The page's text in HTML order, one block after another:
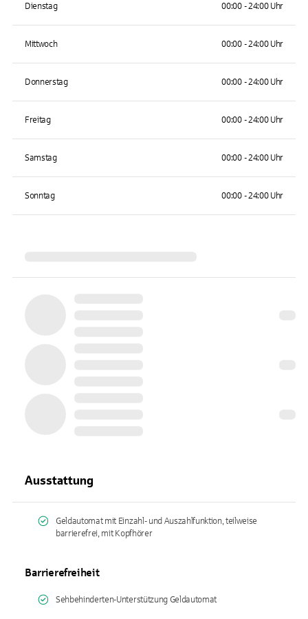
Dienstag 00:00 - 24:00 Uhr
Mittwoch 00:00 - 24:00 Uhr
Donnerstag 00:00 - 24:00 Uhr
Freitag 00:00 - 24:00 Uhr
Samstag 00:00 - 24:00 Uhr
Sonntag 00:00 - 24:00 Uhr
Ausstattung
Geldautomat mit Einzahl- und Auszahlfunktion, teilweise
barrierefrei, mit Kopfhörer
Barrierefreiheit
Sehbehinderten-Unterstützung Geldautomat